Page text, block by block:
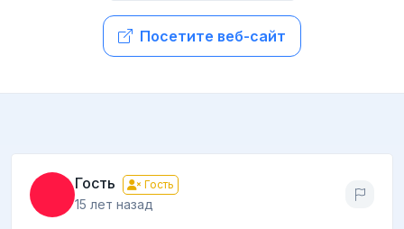
Посетите веб-сайт
Гость Гость
15 лет назад